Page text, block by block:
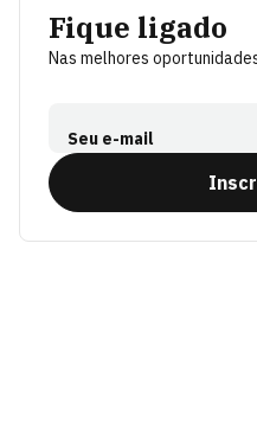
Fique ligado
Nas melhores
Seu e-mail